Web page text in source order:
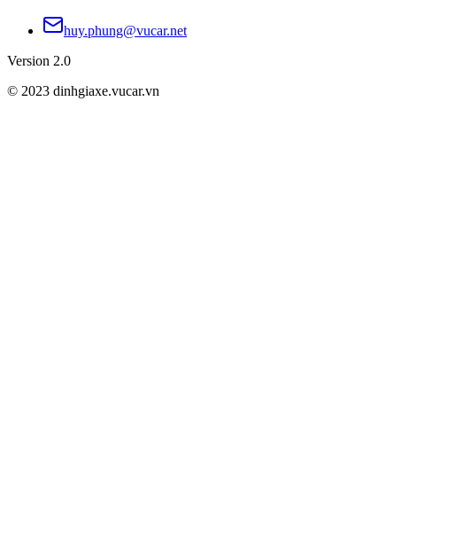
huy.phung@vucar.net
Version 2.0
© 2023 dinhgiaxe.vucar.vn